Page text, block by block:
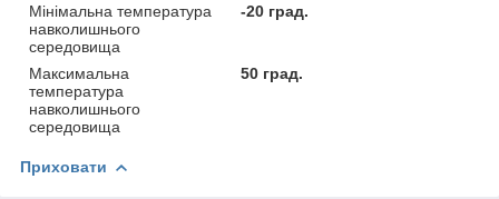
Мінімальна температура
навколишнього
середовища
-20 град.
Максимальна
температура
навколишнього
середовища
50 град.
Приховати